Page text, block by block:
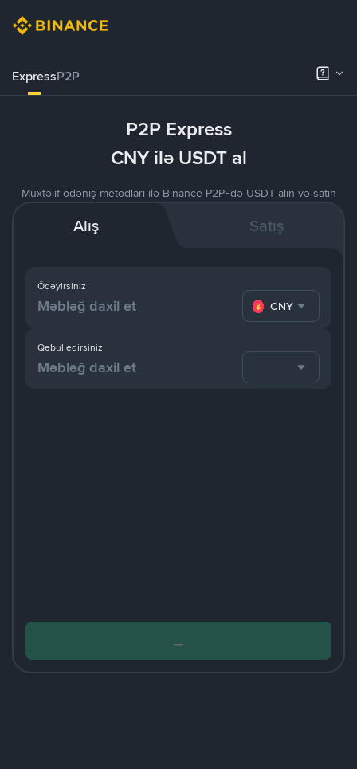
ExpressP2P
P2P Express
CNY ilə USDT al
Müxtəlif ödəniş metodları ilə Binance P2P-də USDT alın və satın
Alış Satış
Ödəyirsiniz
CNY
Qəbul edirsiniz